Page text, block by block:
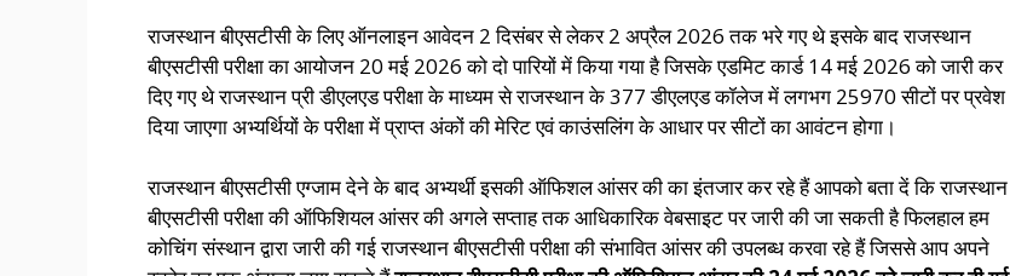
राजस्थान बीएसटीसी के लिए ऑनलाइन आवेदन 2 दिसंबर से लेकर 2 अप्रैल 2026 तक भरे गए थे इसके बाद राजस्थान
बीएसटीसी परीक्षा का आयोजन 20 मई 2026 को दो पारियों में किया गया है जिसके एडमिट कार्ड 14 मई 2026 को जारी कर
दिए गए थे राजस्थान प्री डीएलएड परीक्षा के माध्यम से राजस्थान के 377 डीएलएड कॉलेज में लगभग 25970 सीटों पर प्रवेश
दिया जाएगा अभ्यर्थियों के परीक्षा में प्राप्त अंकों की मेरिट एवं काउंसलिंग के आधार पर सीटों का आवंटन होगा।
राजस्थान बीएसटीसी एग्जाम देने के बाद अभ्यर्थी इसकी ऑफिशल आंसर की का इंतजार कर रहे हैं आपको बता दें कि राजस्थान
बीएसटीसी परीक्षा की ऑफिशियल आंसर की अगले सप्ताह तक आधिकारिक वेबसाइट पर जारी की जा सकती है फिलहाल हम
कोचिंग संस्थान द्वारा जारी की गई राजस्थान बीएसटीसी परीक्षा की संभावित आंसर की उपलब्ध करवा रहे हैं जिससे आप अपने